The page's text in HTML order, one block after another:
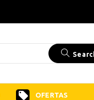
OFERTAS